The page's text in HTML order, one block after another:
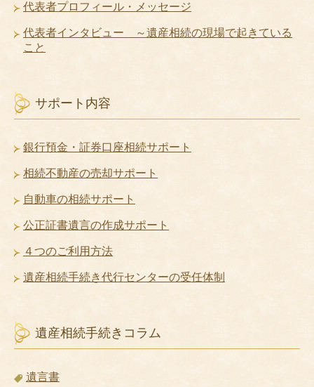
代表者プロフィール・メッセージ
代表者インタビュー ～遺産相続の現場で起きている
こと
サポート内容
銀行預金・証券口座相続サポート
相続不動産の売却サポート
自動車の相続サポート
公正証書遺言の作成サポート
４つのご利用方法
遺産相続手続き代行センターの受任体制
遺産相続手続きコラム
遺言書